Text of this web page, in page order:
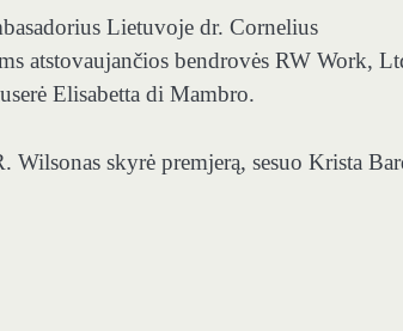
Lietuvoje dr. Cornelius
atstovaujančios bendrovės RW Work,
Elisabetta di Mambro.
skyrė premjerą, sesuo Krista